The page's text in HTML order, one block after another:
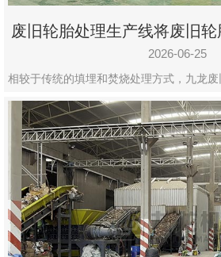
废旧轮胎处理生产线将废旧
资源
2026-06-25
相较于传统的填埋和焚烧处理方式，九龙废